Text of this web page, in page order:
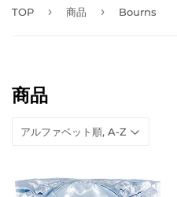
TOP › 商品 › Bourns
商品